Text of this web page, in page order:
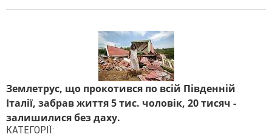
Землетрус, що прокотився по всій Південній
Італії, забрав життя 5 тис. чоловік, 20 тисяч -
залишилися без даху.
КАТЕГОРІЇ: